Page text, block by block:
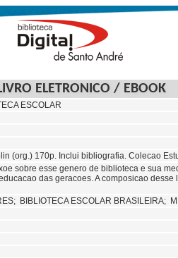
ELETRONICO / EBOOK
ESCOLAR
(org.) 170p. Inclui bibliografia. Colecao
sobre esse genero de biblioteca e sua
das geracoes. A composicao
BIBLIOTECA ESCOLAR BRASILEIRA;